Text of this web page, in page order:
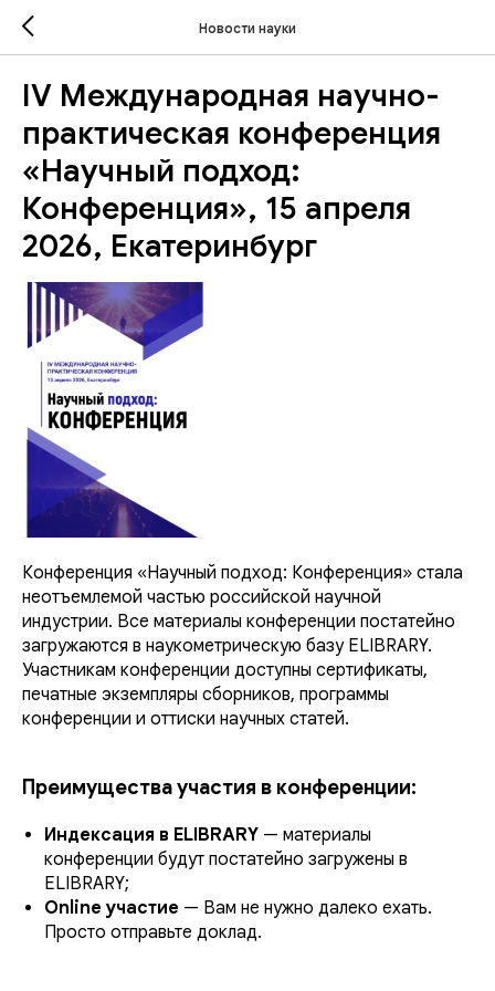
Новости науки
IV Международная научно-
практическая конференция
«Научный подход:
Конференция», 15 апреля
2026, Екатеринбург
Конференция «Научный подход: Конференция» стала
неотъемлемой частью российской научной
индустрии. Все материалы конференции постатейно
загружаются в наукометрическую базу ELIBRARY.
Участникам конференции доступны сертификаты,
печатные экземпляры сборников, программы
конференции и оттиски научных статей.
Преимущества участия в конференции:
Индексация в ELIBRARY — материалы
конференции будут постатейно загружены в
ELIBRARY;
Online участие — Вам не нужно далеко ехать.
Просто отправьте доклад.